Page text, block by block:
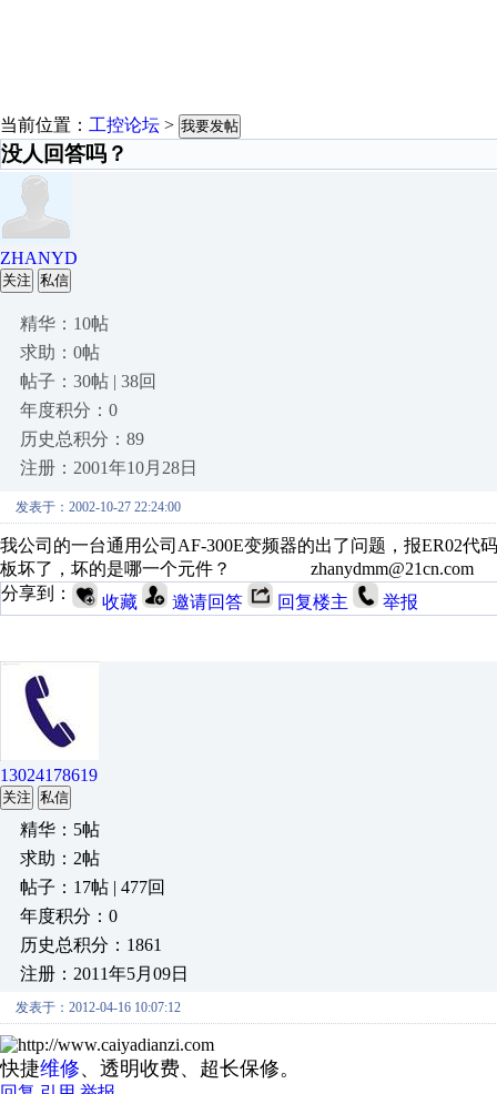
当前位置： 工控论坛 > 我要发帖
没人回答吗？
ZHANYD
关注 私信
精华：10帖
求助：0帖
帖子：30帖 | 38回
年度积分：0
历史总积分：89
注册：2001年10月28日
发表于：2002-10-27 22:24:00
我公司的一台通用公司AF-300E变频器的出了问题，报ER02代
板坏了，坏的是哪一个元件？ zhanydmm@21cn.com
分享到：
收藏 邀请回答 回复楼主 举报
13024178619
关注 私信
精华：5帖
求助：2帖
帖子：17帖 | 477回
年度积分：0
历史总积分：1861
注册：2011年5月09日
发表于：2012-04-16 10:07:12
快捷维修、透明收费、超长保修。